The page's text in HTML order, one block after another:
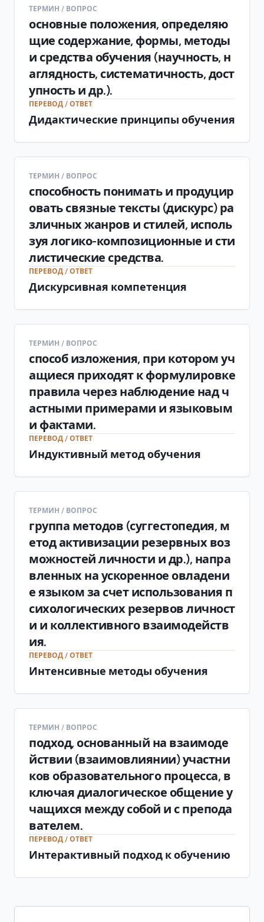
ТЕРМИН / ВОПРОС
основные положения, определяю
щие содержание, формы, методы
и средства обучения (научность, н
аглядность, систематичность, дост
упность и др.).
ПЕРЕВОД / ОТВЕТ
Дидактические принципы обучения
ТЕРМИН / ВОПРОС
способность понимать и продуцир
овать связные тексты (дискурс) ра
зличных жанров и стилей, исполь
зуя логико-композиционные и сти
листические средства.
ПЕРЕВОД / ОТВЕТ
Дискурсивная компетенция
ТЕРМИН / ВОПРОС
способ изложения, при котором уч
ащиеся приходят к формулировке
правила через наблюдение над ч
астными примерами и языковым
и фактами.
ПЕРЕВОД / ОТВЕТ
Индуктивный метод обучения
ТЕРМИН / ВОПРОС
группа методов (суггестопедия, м
етод активизации резервных воз
можностей личности и др.), напра
вленных на ускоренное овладени
е языком за счет использования п
сихологических резервов личност
и и коллективного взаимодейств
ия.
ПЕРЕВОД / ОТВЕТ
Интенсивные методы обучения
ТЕРМИН / ВОПРОС
подход, основанный на взаимоде
йствии (взаимовлиянии) участни
ков образовательного процесса, в
ключая диалогическое общение у
чащихся между собой и с препода
вателем.
ПЕРЕВОД / ОТВЕТ
Интерактивный подход к обучению